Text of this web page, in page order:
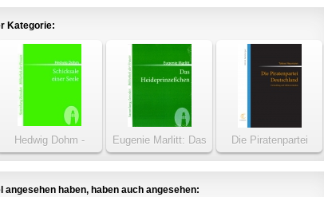
Kategorie:
Hedwig Dohm -
Schicksale einer
Seele
Eugenie Marlitt: Das
Heideprinzeßchen
Die Piratenpartei
Deutschland
haben, haben auch angesehen: